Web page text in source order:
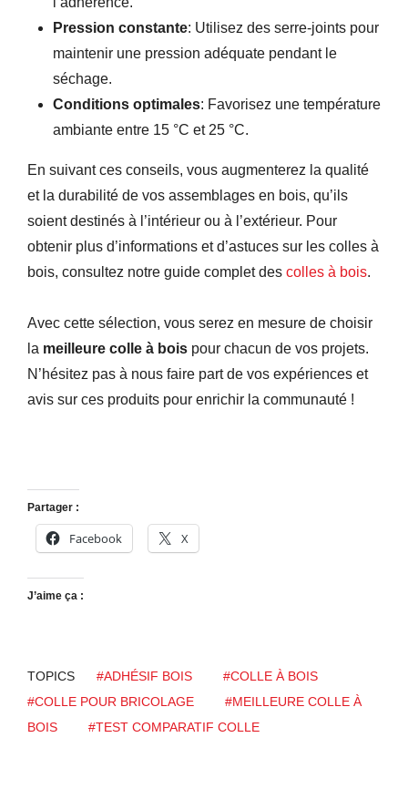
Pression constante: Utilisez des serre-joints pour
maintenir une pression adéquate pendant le
séchage.
Conditions optimales: Favorisez une température
ambiante entre 15 °C et 25 °C.
En suivant ces conseils, vous augmenterez la qualité
et la durabilité de vos assemblages en bois, qu’ils
soient destinés à l’intérieur ou à l’extérieur. Pour
obtenir plus d’informations et d’astuces sur les colles à
bois, consultez notre guide complet des colles à bois.
Avec cette sélection, vous serez en mesure de choisir
la meilleure colle à bois pour chacun de vos projets.
N’hésitez pas à nous faire part de vos expériences et
avis sur ces produits pour enrichir la communauté !
Partager :
Facebook X
J’aime ça :
TOPICS #ADHÉSIF BOIS
#COLLE À BOIS
#COLLE POUR BRICOLAGE
#MEILLEURE COLLE À
BOIS
#TEST COMPARATIF COLLE